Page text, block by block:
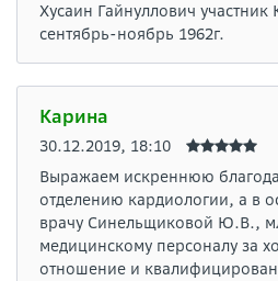
Хусаин Гайнуллович участник
сентябрь-ноябрь 1962г.
Карина
30.12.2019, 18:10
Выражаем искреннюю
отделению кардиологии, а в
врачу Синельщиковой Ю.В.,
медицинскому персоналу за
отношение и